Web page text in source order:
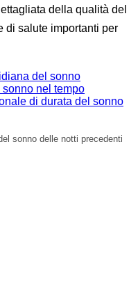
della qualità del
di salute importanti per
del sonno
nel tempo
di durata del sonno
sonno delle notti precedenti